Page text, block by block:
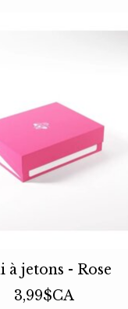
à jetons - Rose
3,99$CA